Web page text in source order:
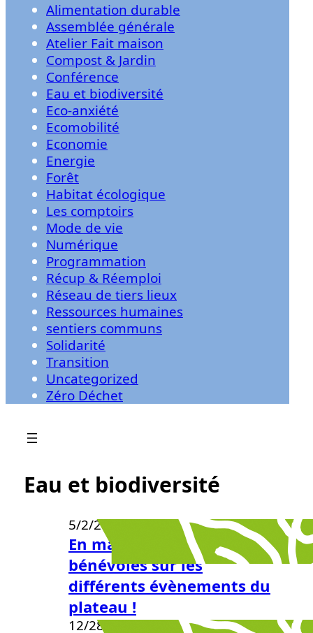
Alimentation durable
Assemblée générale
Atelier Fait maison
Compost & Jardin
Conférence
Eau et biodiversité
Eco-anxiété
Ecomobilité
Economie
Energie
Forêt
Habitat écologique
Les comptoirs
Mode de vie
Numérique
Programmation
Récup & Réemploi
Réseau de tiers lieux
Ressources humaines
sentiers communs
Solidarité
Transition
Uncategorized
Zéro Déchet
Eau et biodiversité
5/2/2026
En mai, retrouvez nos
bénévoles sur les
différents évènements du
plateau !
12/28/2025